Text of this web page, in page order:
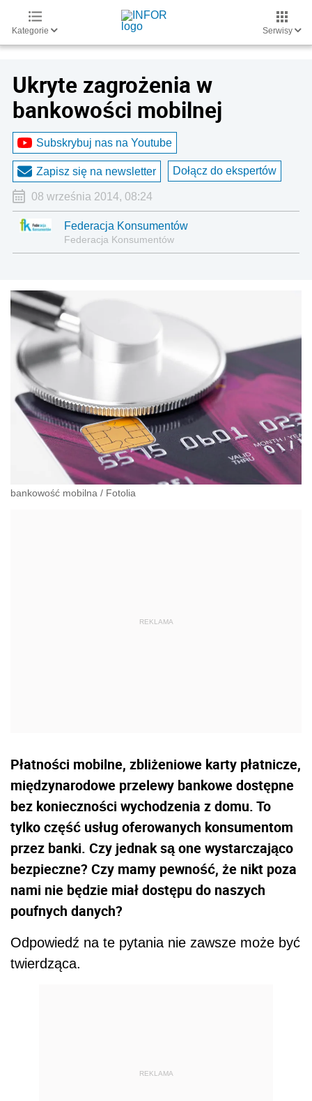
Kategorie Serwisy
Ukryte zagrożenia w
bankowości mobilnej
Subskrybuj nas na Youtube
Zapisz się na newsletter Dołącz do ekspertów
08 września 2014, 08:24
Federacja Konsumentów
Federacja Konsumentów
bankowość mobilna / Fotolia
Płatności mobilne, zbliżeniowe karty płatnicze,
międzynarodowe przelewy bankowe dostępne
bez konieczności wychodzenia z domu. To
tylko część usług oferowanych konsumentom
przez banki. Czy jednak są one wystarczająco
bezpieczne? Czy mamy pewność, że nikt poza
nami nie będzie miał dostępu do naszych
poufnych danych?
Odpowiedź na te pytania nie zawsze może być
twierdząca.
REKLAMA